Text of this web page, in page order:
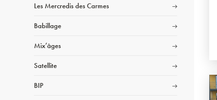
Les Mercredis des Carmes
Babillage
Mix’âges
Satellite
BIP